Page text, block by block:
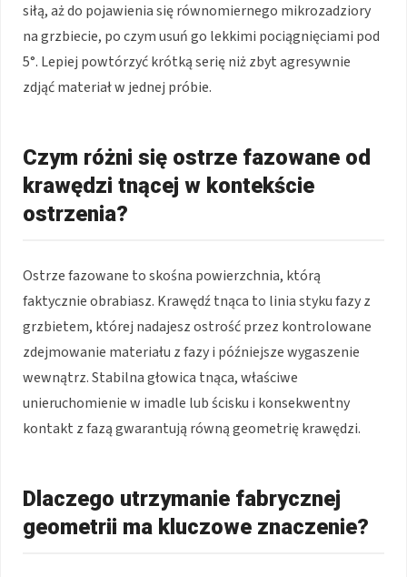
siłą, aż do pojawienia się równomiernego mikrozadziory
na grzbiecie, po czym usuń go lekkimi pociągnięciami pod
5°. Lepiej powtórzyć krótką serię niż zbyt agresywnie
zdjąć materiał w jednej próbie.
Czym różni się ostrze fazowane od
krawędzi tnącej w kontekście
ostrzenia?
Ostrze fazowane to skośna powierzchnia, którą
faktycznie obrabiasz. Krawędź tnąca to linia styku fazy z
grzbietem, której nadajesz ostrość przez kontrolowane
zdejmowanie materiału z fazy i późniejsze wygaszenie
wewnątrz. Stabilna głowica tnąca, właściwe
unieruchomienie w imadle lub ścisku i konsekwentny
kontakt z fazą gwarantują równą geometrię krawędzi.
Dlaczego utrzymanie fabrycznej
geometrii ma kluczowe znaczenie?